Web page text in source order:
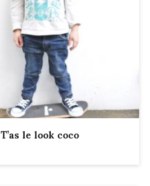
T’as le look coco